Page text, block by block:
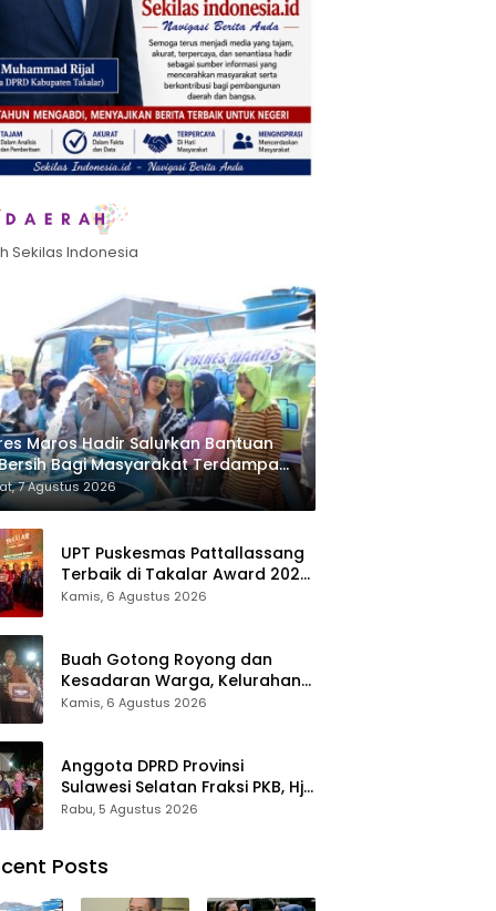
Sekilas Indonesia
Maros Hadir Salurkan Bantuan
Bagi Masyarakat Terdampak
Air Bersih Di Maros
7 Agustus 2026
UPT Puskesmas Pattallassang
Terbaik di Takalar Award 2026,
Bukti Komitmen Hadirkan
Kamis, 6 Agustus 2026
Buah Gotong Royong dan
Kesadaran Warga, Kelurahan
Patte’ne Menjadi Bintang
Kamis, 6 Agustus 2026
Anggota DPRD Provinsi
Sulawesi Selatan Fraksi PKB, Hj.
Fadilah Fahriana Hadiri Dan
Pengabdian Melalui Malam
Apresiasi dan Inovasi Award
Rabu, 5 Agustus 2026
Posts